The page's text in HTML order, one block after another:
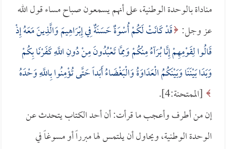
مناداة بالوحدة الوطنية، على أنهم يسمعون صباح مساء قول الله
عز وجل: قَدْ كَانَتْ لَكُمْ أُسْوَةٌ حَسَنَةٌ فِي إِبْرَاهِيمَ وَالَّذِينَ مَعَهُ إِذْ
قَالُوا لِقَوْمِهِمْ إِنَّا بُرَآءُ مِنْكُمْ وَمِمَّا تَعْبُدُونَ مِنْ دُونِ اللَّهِ كَفَرْنَا بِكُمْ
وَبَدَا بَيْنَنَا وَبَيْنَكُمُ الْعَدَاوَةُ وَالْبَغْضَاءُ أَبَداً حَتَّى تُؤْمِنُوا بِاللَّهِ وَحْدَهُ
[الممتحنة:4].
إن من أطرف وأعجب ما قرأت: أن أحد الكتاب يتحدث عن
الوحدة الوطنية، ويحاول أن يلتمس لها مبرراً أو مسوغاً في